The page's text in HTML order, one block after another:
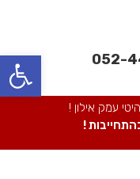
052-
עמק אילון !
!
פתח סרגל נגישות